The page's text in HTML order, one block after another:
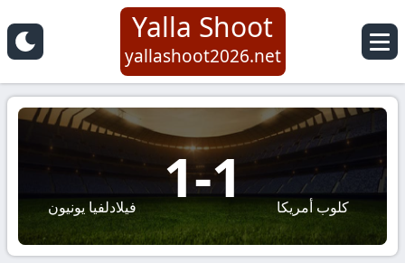
Yalla Shoot
yallashoot2026.net
كلوب أمريكا 1
-
1 فيلادلفيا يونيون